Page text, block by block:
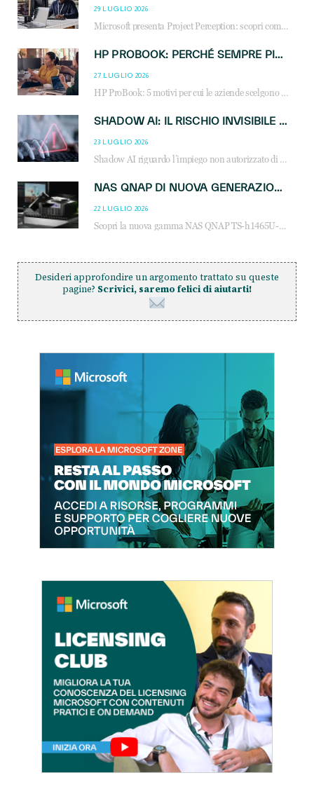
29 LUGLIO 2026
Microsoft presenta Project Perception: scopri come gli agenti AI possono trasformare cybersecurity, SOC e servizi gestiti degli MSP.
HP PROBOOK: PERCHÉ SEMPRE PIÙ AZIENDE SCELGONO NOTEBOOK PROGETTATI PER IL LAVORO MODERNO
27 LUGLIO 2026
HP ProBook: 5 motivi per cui le aziende scelgono i notebook business HP per migliorare produttività, sicurezza e gestione dell’AI.
SHADOW AI: IL RISCHIO INVISIBILE CHE LE AZIENDE POSSONO GOVERNARE
23 LUGLIO 2026
Shadow AI riguardo l’impiego non autorizzato di sistemi AI all’interno dell’azienda. E’ una pratica che si diffonde a partire dai dipendenti fino ai dirigenti e mette a repentaglio la cybersecurity, con costi più elevati per le organizzazioni. Due recenti report illustrano il fenomeno e forniscono dati in merito
NAS QNAP DI NUOVA GENERAZIONE: PIÙ PRESTAZIONI, SCALABILITÀ E PROTEZIONE DEI DATI PER LE INFRASTRUTTURE IT MODERNE
22 LUGLIO 2026
Scopri la nuova gamma NAS QNAP TS-h1465U-RP, TS-h1065eU e TS-h665U: storage aziendale con ZFS, DDR5, E1.S NVMe e connettività 2.5GbE per backup, virtualizzazione e cybersecurity.
Desideri approfondire un argomento trattato su queste
pagine? Scrivici, saremo felici di aiutarti!